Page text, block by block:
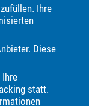
Ihre
Diese
statt.
Fendt